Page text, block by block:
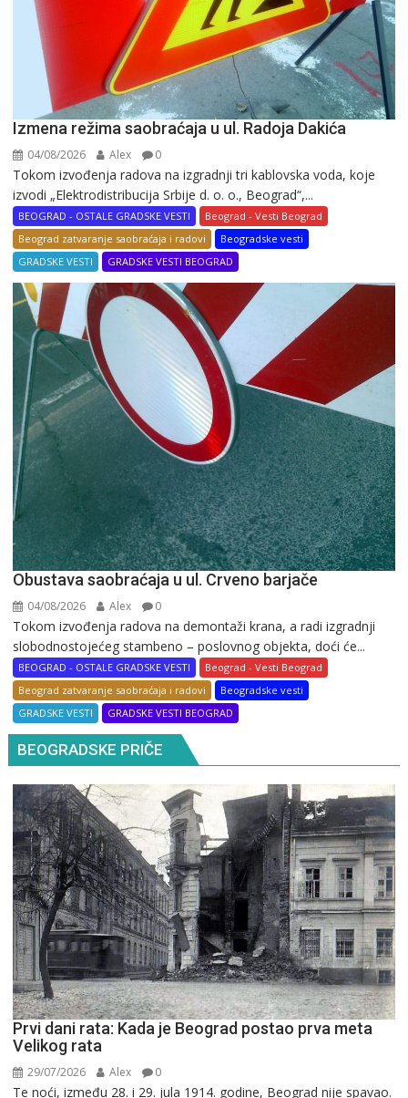
Izmena režima saobraćaja u ul. Radoja Dakića
04/08/2026 Alex 0
Tokom izvođenja radova na izgradnji tri kablovska voda, koje
izvodi „Elektrodistribucija Srbije d. o. o., Beograd“,...
BEOGRAD - OSTALE GRADSKE VESTI
Beograd - Vesti Beograd
Beograd zatvaranje saobraćaja i radovi
Beogradske vesti
GRADSKE VESTI
GRADSKE VESTI BEOGRAD
Obustava saobraćaja u ul. Crveno barjače
04/08/2026 Alex 0
Tokom izvođenja radova na demontaži krana, a radi izgradnji
slobodnostojećeg stambeno – poslovnog objekta, doći će...
BEOGRAD - OSTALE GRADSKE VESTI
Beograd - Vesti Beograd
Beograd zatvaranje saobraćaja i radovi
Beogradske vesti
GRADSKE VESTI
GRADSKE VESTI BEOGRAD
BEOGRADSKE PRIČE
Prvi dani rata: Kada je Beograd postao prva meta
Velikog rata
29/07/2026 Alex 0
Te noći, između 28. i 29. jula 1914. godine, Beograd nije spavao.